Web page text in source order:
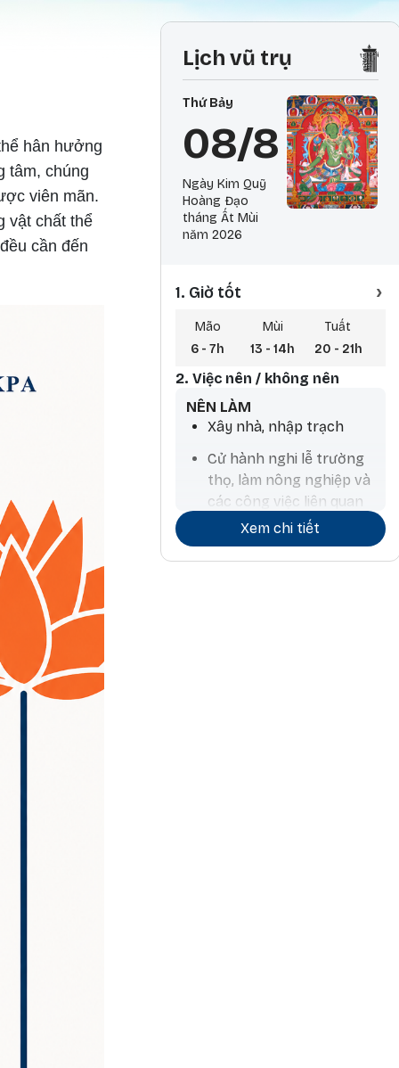
hân hưởng
tâm, chúng
viên mãn.
vật chất thể
cần đến
Lịch vũ trụ
Thứ Bảy
08/8
Ngày Kim Quỹ
Hoàng Đạo
tháng Ất Mùi
năm 2026
1. Giờ tốt ›
Mão
6 - 7h
Mùi
13 - 14h
Tuất
20 - 21h
2. Việc nên / không nên
NÊN LÀM
Xây nhà, nhập trạch
Cử hành nghi lễ trường
thọ, làm nông nghiệp và
các công việc liên quan
đến nước, mua thú nuôi,
tính toán chiêm tinh
Xem chi tiết